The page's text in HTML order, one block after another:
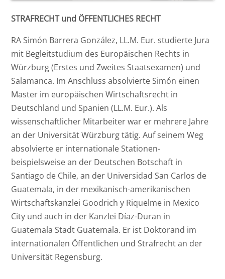
STRAFRECHT und ÖFFENTLICHES RECHT
RA Simón Barrera González, LL.M. Eur. studierte Jura
mit Begleitstudium des Europäischen Rechts in
Würzburg (Erstes und Zweites Staatsexamen) und
Salamanca. Im Anschluss absolvierte Simón einen
Master im europäischen Wirtschaftsrecht in
Deutschland und Spanien (LL.M. Eur.). Als
wissenschaftlicher Mitarbeiter war er mehrere Jahre
an der Universität Würzburg tätig. Auf seinem Weg
absolvierte er internationale Stationen-
beispielsweise an der Deutschen Botschaft in
Santiago de Chile, an der Universidad San Carlos de
Guatemala, in der mexikanisch-amerikanischen
Wirtschaftskanzlei Goodrich y Riquelme in Mexico
City und auch in der Kanzlei Díaz-Duran in
Guatemala Stadt Guatemala. Er ist Doktorand im
internationalen Öffentlichen und Strafrecht an der
Universität Regensburg.
Ost
Rheinland-Pfalz
Saarland
Erbrecht 2026 II, Online-Kurs über Zoom
(mit Up-Grade-Möglichkeit Güterrecht)
Strafrecht / Strafprozessrecht 2026 II,
online-Kurs
ZPO 2026 II, online-Kurs
RA Michael Grieger
Rainer Krick, Notar
Ministerialrat Emanuel Dillberger LL.M.
Notarassessorin Dr. Tanja Feichtlbauer
Aurel Waldenfels, Richter
RA Clemens d‘Alquen
Regierungsdirektor Dr. Philipp Eckel, LL.M